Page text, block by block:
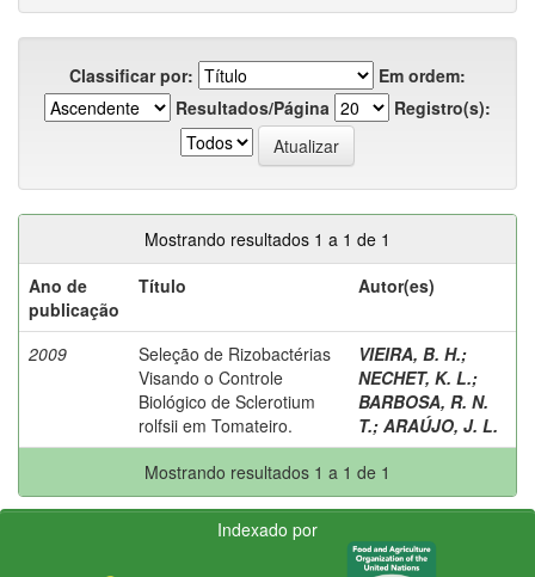
Classificar por:
Em ordem:
Resultados/Página
Registro(s):
Mostrando resultados 1 a 1 de 1
Ano de
publicação
Título Autor(es)
2009
Seleção de Rizobactérias
Visando o Controle
Biológico de Sclerotium
rolfsii em Tomateiro.
VIEIRA, B. H.;
NECHET, K. L.;
BARBOSA, R. N.
T.; ARAÚJO, J. L.
Mostrando resultados 1 a 1 de 1
Indexado por